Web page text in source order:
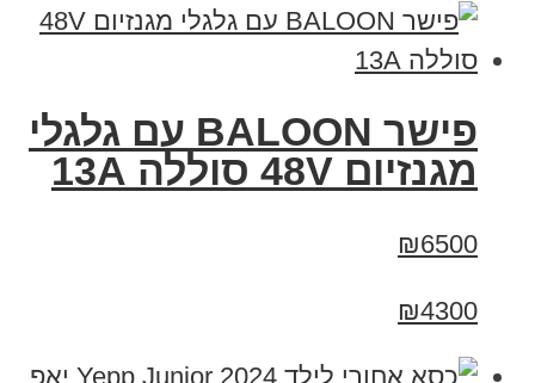
פישר BALOON עם גלגלי
מגנזיום 48V סוללה 13A
₪6500
₪4300